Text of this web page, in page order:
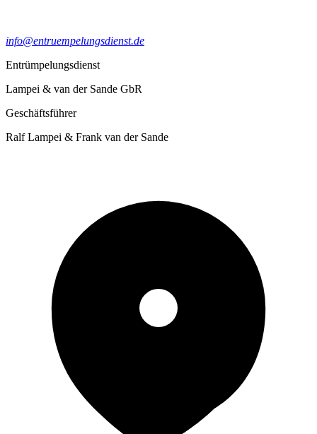
info@entruempelungsdienst.de
Entrümpelungsdienst
Lampei & van der Sande GbR
Geschäftsführer
Ralf Lampei & Frank van der Sande